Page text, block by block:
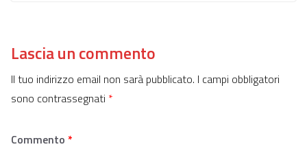
Lascia un commento
Il tuo indirizzo email non sarà pubblicato. I campi obbligatori
sono contrassegnati *
Commento *